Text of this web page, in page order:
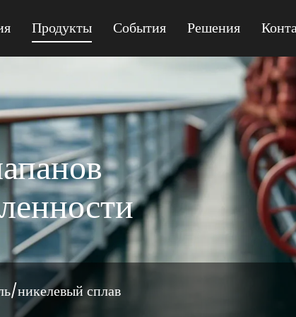
Продукты События Решения
никелевый сплав